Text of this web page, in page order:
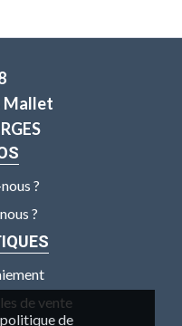
de
Mallet
?
?
de vente